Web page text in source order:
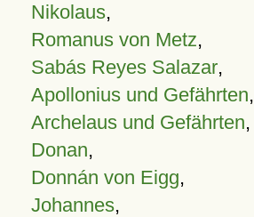
Nikolaus,
Romanus von Metz,
Sabás Reyes Salazar,
Apollonius und Gefährten,
Archelaus und Gefährten,
Donan,
Donnán von Eigg,
Johannes,